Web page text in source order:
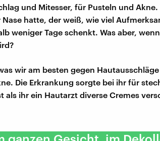
und Mitesser, für Pusteln und Akne.
hatte, der weiß, wie viel
weniger Tage schenkt. Was aber,
wir am besten gegen
Die Erkrankung sorgte bei ihr für
als ihr ein Hautarzt diverse Cremes